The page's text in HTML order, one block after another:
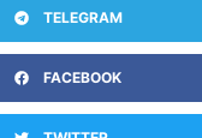
TELEGRAM
FACEBOOK